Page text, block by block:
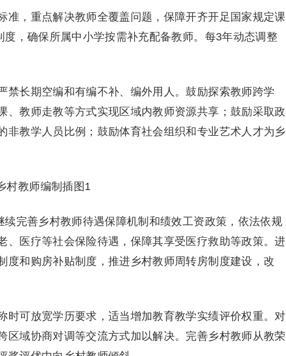
准，重点解决教师全覆盖问题，保障开齐开足国家规定课
度，确保所属中小学按需补充配备教师。每3年动态调整
禁长期空编和有编不补、编外用人。鼓励探索教师跨学
、教师走教等方式实现区域内教师资源共享；鼓励采取政
非教学人员比例；鼓励体育社会组织和专业艺术人才为乡
续完善乡村教师待遇保障机制和绩效工资政策，依法依规
、医疗等社会保险待遇，保障其享受医疗救助等政策。进
度和购房补贴制度，推进乡村教师周转房制度建设，改
时可放宽学历要求，适当增加教育教学实绩评价权重。对
区域协商对调等交流方式加以解决。完善乡村教师从教荣